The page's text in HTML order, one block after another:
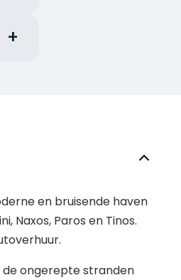
en bruisende haven
Naxos, Paros en Tinos.
ongerepte stranden